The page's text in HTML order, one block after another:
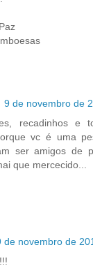
9 de novembro de
recadinhos e
vc é uma
ser amigos de
que mercecido...
de novembro de